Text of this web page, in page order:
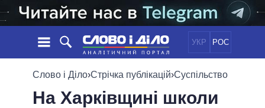
УКР РОС
НОВИНИ
СТРІЧКА
ПОЛІТИКА
ОБIЦЯНКИ
Слово і Діло›Стрічка публікацій›Суспільство
На Харківщині школи